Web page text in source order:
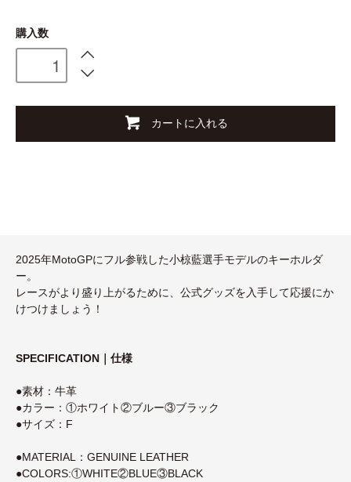
購入数
カートに入れる
2025年MotoGPにフル参戦した小椋藍選手モデルのキーホルダ
ー。
レースがより盛り上がるために、公式グッズを入手して応援にか
けつけましょう！
SPECIFICATION｜仕様
●素材：牛革
●カラー：①ホワイト②ブルー③ブラック
●サイズ：F
●MATERIAL：GENUINE LEATHER
●COLORS:①WHITE②BLUE③BLACK